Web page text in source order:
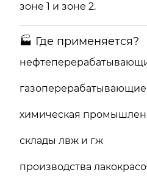
зоне 1 и зоне 2.
🏭 Где применяется?
химическая
склады лвж и гж
производства